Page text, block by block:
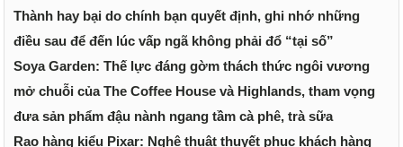
Thành hay bại do chính bạn quyết định, ghi nhớ những
điều sau để đến lúc vấp ngã không phải đổ “tại số”
Soya Garden: Thế lực đáng gờm thách thức ngôi vương
mở chuỗi của The Coffee House và Highlands, tham vọng
đưa sản phẩm đậu nành ngang tầm cà phê, trà sữa
Rao hàng kiểu Pixar: Nghệ thuật thuyết phục khách hàng